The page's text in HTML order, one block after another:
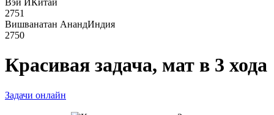
Вэй ИКитай
2751
Вишванатан АнандИндия
2750
Красивая задача, мат в 3 хода
Задачи онлайн